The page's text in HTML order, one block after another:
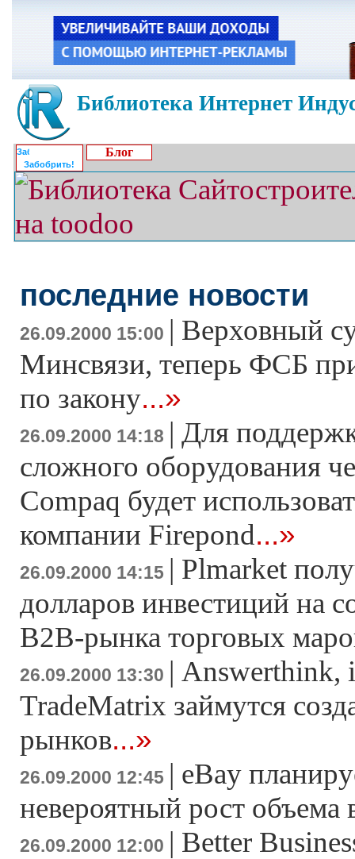
Библиотека Интернет
Забобрить!
Блог
последние новости
26.09.2000 15:00 | Верховный
Минсвязи, теперь ФСБ
по закону...»
26.09.2000 14:18 | Для
сложного оборудования
Compaq будет
компании Firepond...»
26.09.2000 14:15 | Plmarket
долларов инвестиций на
В2В-рынка торговых
26.09.2000 13:30 | Answerthink,
TradeMatrix займутся
рынков...»
26.09.2000 12:45 | еBay
невероятный рост объема
26.09.2000 12:00 | Better